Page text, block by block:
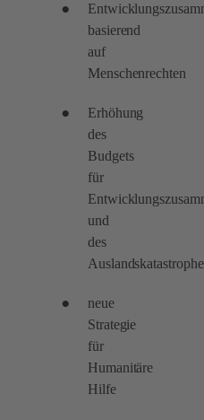
basierend
auf
Menschenrechten
Erhöhung
des
Budgets
für
und
des
neue
Strategie
für
Humanitäre
Hilfe